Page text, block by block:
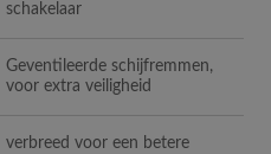
schakelaar
Geventileerde schijfremmen,
voor extra veiligheid
verbreed voor een betere